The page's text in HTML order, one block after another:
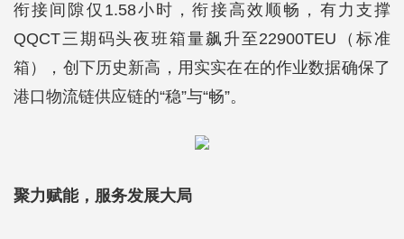
衔接间隙仅1.58小时，衔接高效顺畅，有力支撑
QQCT三期码头夜班箱量飙升至22900TEU（标准
箱），创下历史新高，用实实在在的作业数据确保了
港口物流链供应链的“稳”与“畅”。
聚力赋能，服务发展大局